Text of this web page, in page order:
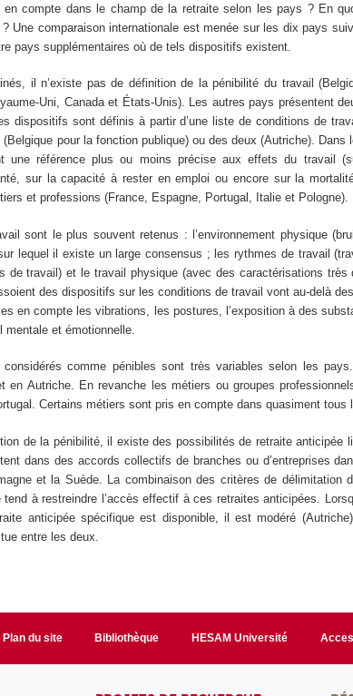
en compte dans le champ de la retraite selon les pays ? En
Une comparaison internationale est menée sur les dix pays
pays supplémentaires où de tels dispositifs existent.
il n’existe pas de définition de la pénibilité du travail
Uni, Canada et États-Unis). Les autres pays présentent
dispositifs sont définis à partir d’une liste de conditions de
pour la fonction publique) ou des deux (Autriche). Dans
une référence plus ou moins précise aux effets du travail
sur la capacité à rester en emploi ou encore sur la
et professions (France, Espagne, Portugal, Italie et Pologne).
sont le plus souvent retenus : l’environnement physique
lequel il existe un large consensus ; les rythmes de travail
de travail) et le travail physique (avec des caractérisations très
des dispositifs sur les conditions de travail vont au-delà
en compte les vibrations, les postures, l’exposition à des
et émotionnelle.
comme pénibles sont très variables selon les
en Autriche. En revanche les métiers ou groupes
Certains métiers sont pris en compte dans quasiment tous
de la pénibilité, il existe des possibilités de retraite anticipée
dans des accords collectifs de branches ou d’entreprises
et la Suède. La combinaison des critères de délimitation
tend à restreindre l’accès effectif à ces retraites anticipées.
anticipée spécifique est disponible, il est modéré
entre les deux.
Plan du site Bibliothèque HESAM Université